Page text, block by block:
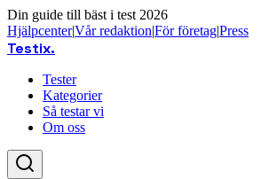
Din guide till bäst i test 2026
Hjälpcenter|Vår redaktion|För företag|Press
Testix.
Tester
Kategorier
Så testar vi
Om oss